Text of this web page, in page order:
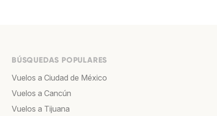
BÚSQUEDAS POPULARES
Vuelos a Ciudad de México
Vuelos a Cancún
Vuelos a Tijuana